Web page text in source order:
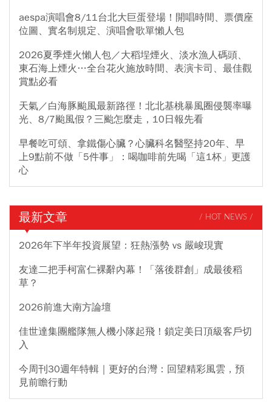
aespa演唱會8/11台北大巨蛋登場！開唱時間、票價座
位圖、實名制規定、演唱會歌單懶人包
2026夏季煙火懶人包／大稻埕煙火、淡水漁人碼頭、
東石海上煙火…全台花火施放時間、表演卡司、最佳觀
賞點必看
天氣／白海豚颱風最新路徑！北北基桃暴風圈侵襲率曝
光、8/7颱風假？三颱怎麼走，10日報先看
早餐吃可頌、拿鐵傷心臟？心臟科名醫堅持20年、早
上9點前不做「5件事」：喝咖啡前先喝「這1杯」更護
心
最新文章 / HOT NEWS /
2026年下半年投資展望：狂熱漲勢 vs 嚴峻現實
友達二把手柯富仁裸辭內幕！「落後群創」成最後稻
草？
2026前進大南方論壇
佳世達集團艦隊無人機小隊起飛！鎖定美日頂級客戶切
入
今周刊30週年特輯｜更好的台灣：回望精彩風雲，預
見前瞻行動